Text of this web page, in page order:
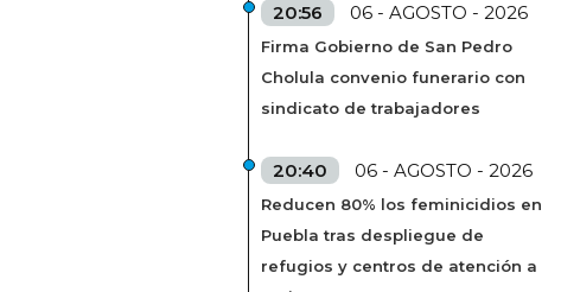
20:56 06 - AGOSTO - 2026
Firma Gobierno de San Pedro
Cholula convenio funerario con
sindicato de trabajadores
20:40 06 - AGOSTO - 2026
Reducen 80% los feminicidios en
Puebla tras despliegue de
refugios y centros de atención a